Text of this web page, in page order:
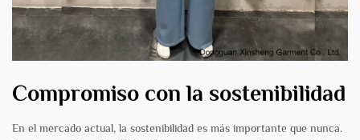
Compromiso con la sostenibilidad
En el mercado actual, la sostenibilidad es más importante que nunca.